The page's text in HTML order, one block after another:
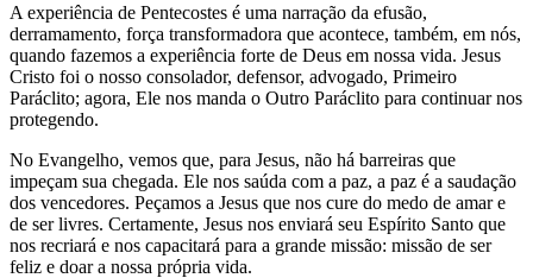
A experiência de Pentecostes é uma narração da efusão,
derramamento, força transformadora que acontece, também, em nós,
quando fazemos a experiência forte de Deus em nossa vida. Jesus
Cristo foi o nosso consolador, defensor, advogado, Primeiro
Paráclito; agora, Ele nos manda o Outro Paráclito para continuar nos
protegendo.
No Evangelho, vemos que, para Jesus, não há barreiras que
impeçam sua chegada. Ele nos saúda com a paz, a paz é a saudação
dos vencedores. Peçamos a Jesus que nos cure do medo de amar e
de ser livres. Certamente, Jesus nos enviará seu Espírito Santo que
nos recriará e nos capacitará para a grande missão: missão de ser
feliz e doar a nossa própria vida.